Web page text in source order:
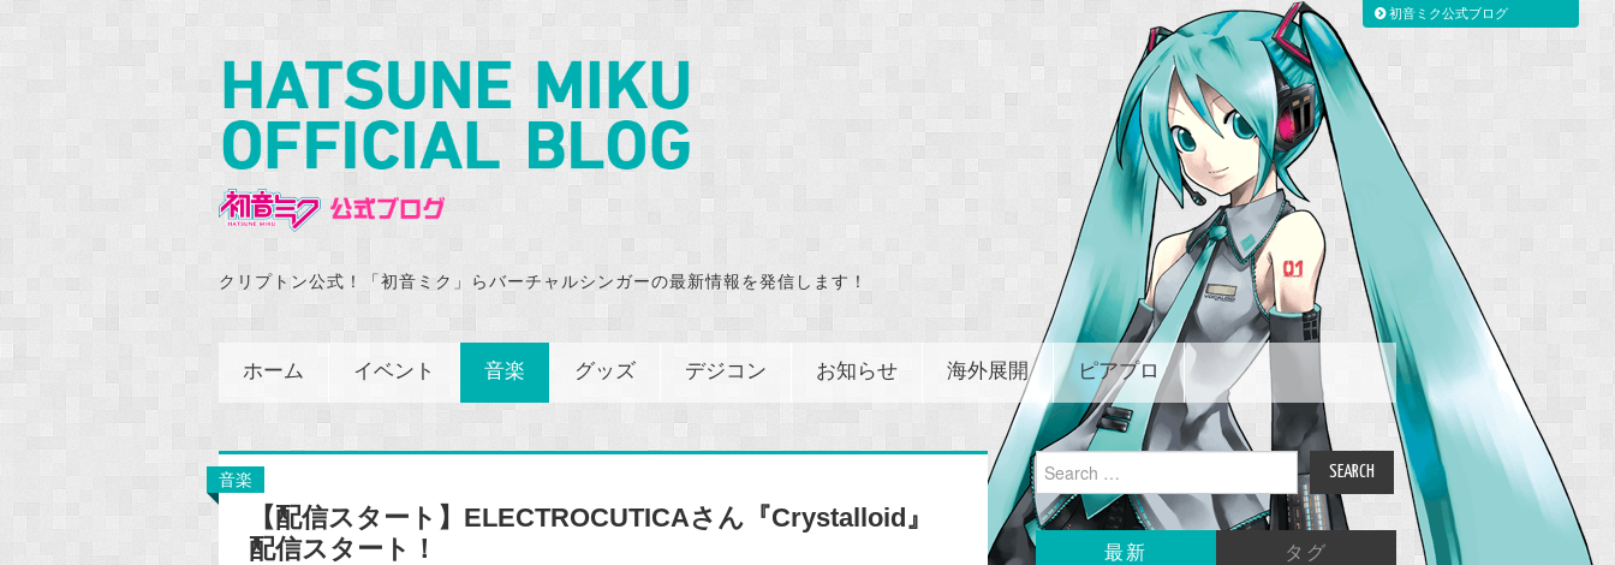
クリプトン公式！「初音ミク」らバーチャルシンガーの最新情報を発信します！
ホーム イベント 音楽 グッズ デジコン お知らせ 海外展開 ピアプロ
音楽
【配信スタート】ELECTROCUTICAさん『Crystalloid』
配信スタート！
Search
for:
最新 タグ
初音ミク公式ブログ